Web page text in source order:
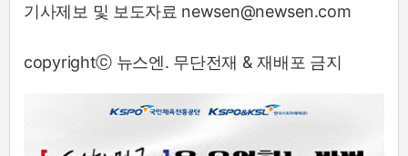
기사제보 및 보도자료 newsen@newsen.com
copyrightⓒ 뉴스엔. 무단전재 & 재배포 금지